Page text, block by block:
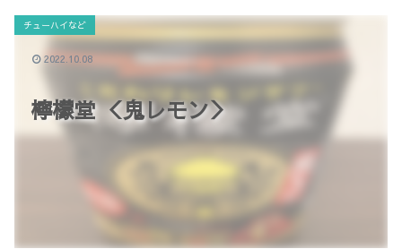
檸檬堂 ＜鬼レモン＞
チューハイなど
2022.10.08